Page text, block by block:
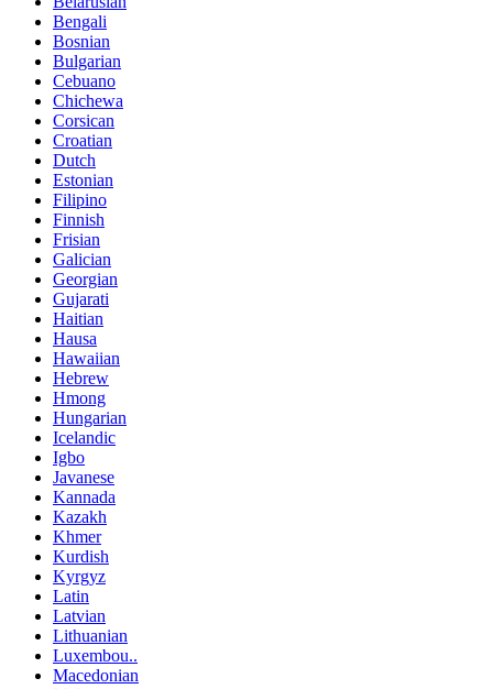
Bengali
Bosnian
Bulgarian
Cebuano
Chichewa
Corsican
Croatian
Dutch
Estonian
Filipino
Finnish
Frisian
Galician
Georgian
Gujarati
Haitian
Hausa
Hawaiian
Hebrew
Hmong
Hungarian
Icelandic
Igbo
Javanese
Kannada
Kazakh
Khmer
Kurdish
Kyrgyz
Latin
Latvian
Lithuanian
Luxembou..
Macedonian